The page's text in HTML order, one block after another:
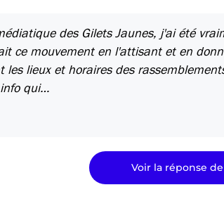
des Gilets Jaunes, j'ai été
ce mouvement en l'attisant et en
les lieux et horaires des
qui…
Voir la réponse